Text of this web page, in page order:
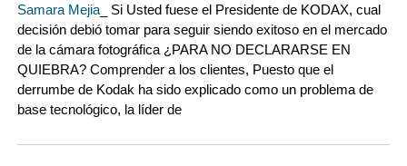
Samara Mejia _ Si Usted fuese el Presidente de KODAX, cual
decisión debió tomar para seguir siendo exitoso en el mercado
de la cámara fotográfica ¿PARA NO DECLARARSE EN
QUIEBRA? Comprender a los clientes, Puesto que el
derrumbe de Kodak ha sido explicado como un problema de
base tecnológico, la líder de